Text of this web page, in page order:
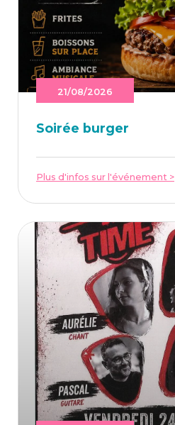
21/08/2026
Soi­rée burger
Plus d'infos sur l'événement >